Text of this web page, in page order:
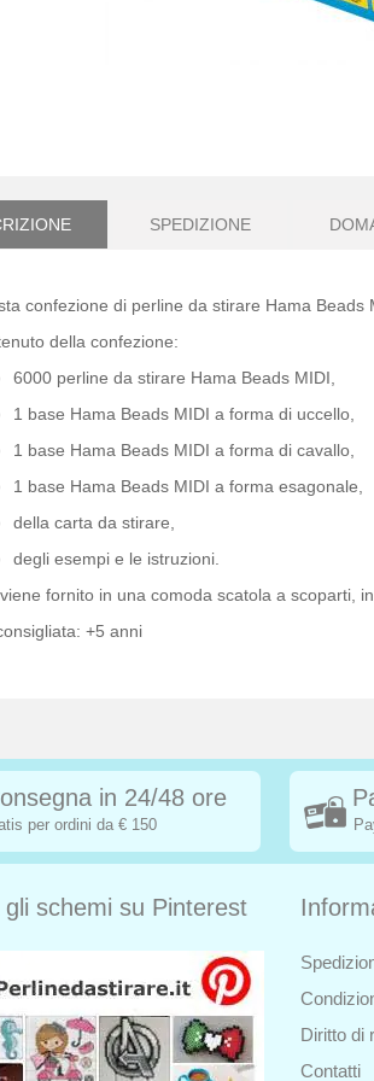
confezione di perline da stirare Hama
della confezione:
6000 perline da stirare Hama Beads MIDI,
1 base Hama Beads MIDI a forma di uccello,
1 base Hama Beads MIDI a forma di cavallo,
1 base Hama Beads MIDI a forma esagonale,
della carta da stirare,
degli esempi e le istruzioni.
fornito in una comoda scatola a scoparti,
+5 anni
SPEDIZIONE
in 24/48 ore
per ordini da € 150
gli schemi su Pinterest
Diritto di
Contatti